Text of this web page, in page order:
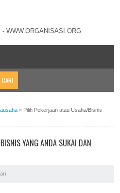
WWW.ORGANISASI.ORG
» Pilih Pekerjaan atau Usaha/Bisnis
YANG ANDA SUKAI DAN